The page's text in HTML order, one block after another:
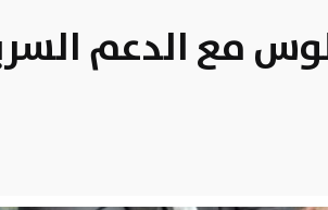
مع الدعم